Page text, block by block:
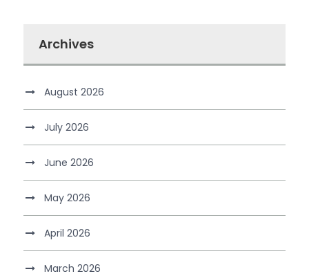
Archives
August 2026
July 2026
June 2026
May 2026
April 2026
March 2026